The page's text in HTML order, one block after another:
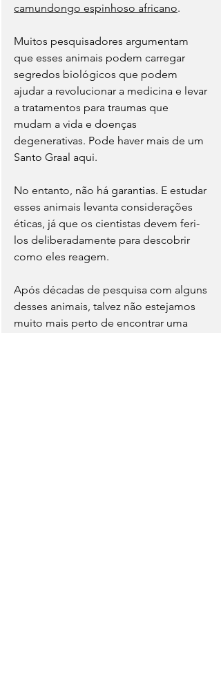
camundongo espinhoso africano.
Muitos pesquisadores argumentam
que esses animais podem carregar
segredos biológicos que podem
ajudar a revolucionar a medicina e levar
a tratamentos para traumas que
mudam a vida e doenças
degenerativas. Pode haver mais de um
Santo Graal aqui.
No entanto, não há garantias. E estudar
esses animais levanta considerações
éticas, já que os cientistas devem feri-
los deliberadamente para descobrir
como eles reagem.
Após décadas de pesquisa com alguns
desses animais, talvez não estejamos
muito mais perto de encontrar uma